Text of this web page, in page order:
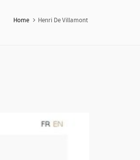
Home Henri De Villamont